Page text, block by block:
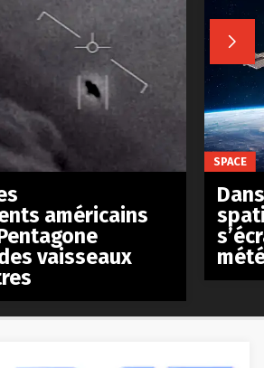

américains
vaisseaux
SPACE